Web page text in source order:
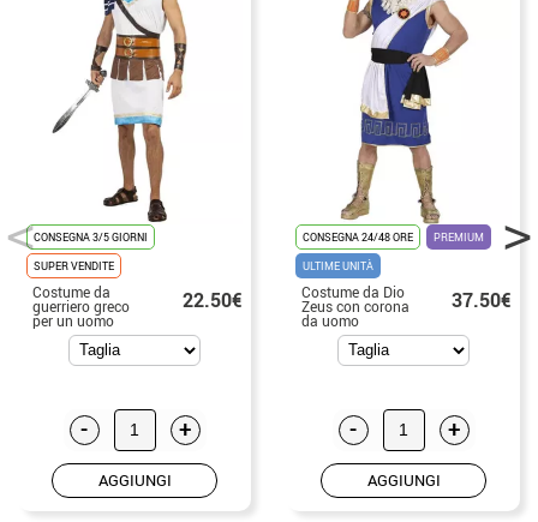
CONSEGNA 3/5 GIORNI
SUPER VENDITE
Costume da
guerriero greco
per un uomo
22.50€
- +
AGGIUNGI
CONSEGNA 24/48 ORE
PREMIUM
ULTIME UNITÀ
Costume da Dio
Zeus con corona
da uomo
37.50€
- +
AGGIUNGI